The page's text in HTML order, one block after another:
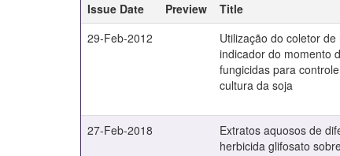
Issue Date
Preview Title
29-Feb-2012
Utilização do coletor
indicador do momento
fungicidas para
cultura da soja
27-Feb-2018
Extratos aquosos de
herbicida glifosato